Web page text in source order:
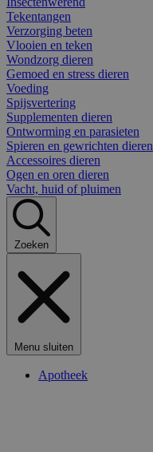
Tekentangen
Verzorging beten
Vlooien en teken
Wondzorg dieren
Gemoed en stress dieren
Voeding
Spijsvertering
Supplementen dieren
Ontworming en parasieten
Spieren en gewrichten dieren
Accessoires dieren
Ogen en oren dieren
Vacht, huid of pluimen
Zoeken
Menu sluiten
Apotheek